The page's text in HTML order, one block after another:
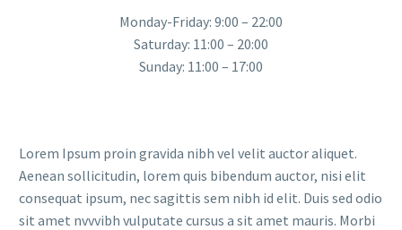
Monday-Friday: 9:00 – 22:00
Saturday: 11:00 – 20:00
Sunday: 11:00 – 17:00
Lorem Ipsum proin gravida nibh vel velit auctor aliquet.
Aenean sollicitudin, lorem quis bibendum auctor, nisi elit
consequat ipsum, nec sagittis sem nibh id elit. Duis sed odio
sit amet nvvvibh vulputate cursus a sit amet mauris. Morbi